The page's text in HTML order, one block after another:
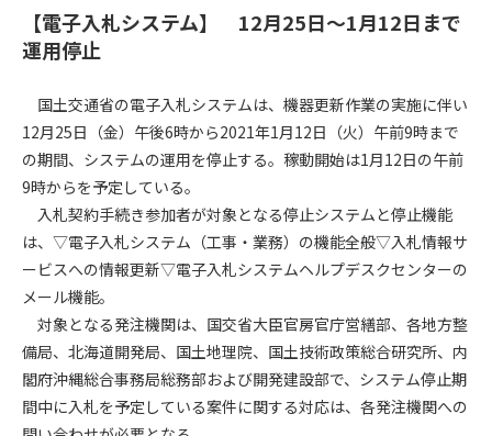
会員登録について
サポーター会員一覧
会社概要
会員規約
【電子入札システム】 12月25日～1月12日まで
運用停止
国土交通省の電子入札システムは、機器更新作業の実施に伴い
12月25日（金）午後6時から2021年1月12日（火）午前9時まで
の期間、システムの運用を停止する。稼動開始は1月12日の午前
9時からを予定している。
入札契約手続き参加者が対象となる停止システムと停止機能
は、▽電子入札システム（工事・業務）の機能全般▽入札情報サ
ービスへの情報更新▽電子入札システムヘルプデスクセンターの
メール機能。
対象となる発注機関は、国交省大臣官房官庁営繕部、各地方整
備局、北海道開発局、国土地理院、国土技術政策総合研究所、内
閣府沖縄総合事務局総務部および開発建設部で、システム停止期
間中に入札を予定している案件に関する対応は、各発注機関への
パスワードの再発行
第1条（規約の目的）
会員サービスの利用条件等について定めるものです。
2. 管理者が建設資料館WEB上で随時掲載するルールは本規約の
一部を構成するものとします。
第2条（規約の変更）
本規約は、会員の了承を得ることなく、随時変更されることが
あります。変更内容は、建設資料館WEB上に表示した時点で直
ちに全ての会員が了承したものとみなします。
第4条（会員審査および資格の取り消し）
会員とは、本規約を承諾の上、所定の会員申込手続きを完了
後、管理者がこれを承認した者をいいます。